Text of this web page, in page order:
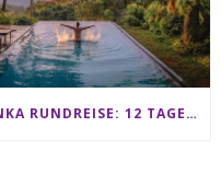
SRI LANKA RUNDREISE: 12 TAGE ZWISCHEN ELEFANTEN, TEEPLANTAGEN & STRAND ALS FAMILIE